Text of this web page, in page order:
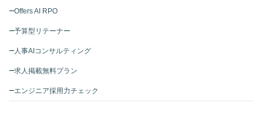
Offers AI RPO
予算型リテーナー
人事AIコンサルティング
求人掲載無料プラン
エンジニア採用力チェック